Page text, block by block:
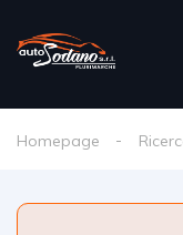
Homepage